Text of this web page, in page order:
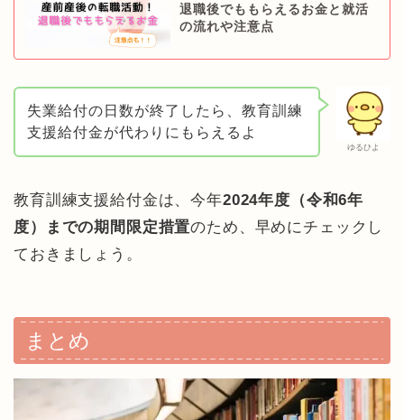
退職後でももらえるお金と就活
の流れや注意点
ゆるひよ
失業給付の日数が終了したら、教育訓練
支援給付金が代わりにもらえるよ
教育訓練支援給付金は、今年2024年度（令和6年
度）までの期間限定措置のため、早めにチェックし
ておきましょう。
まとめ